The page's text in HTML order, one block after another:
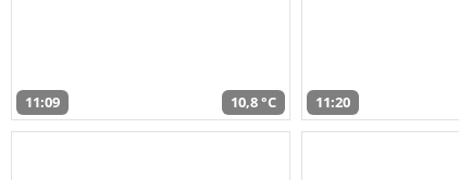
11:09 10,8 °C 11:20